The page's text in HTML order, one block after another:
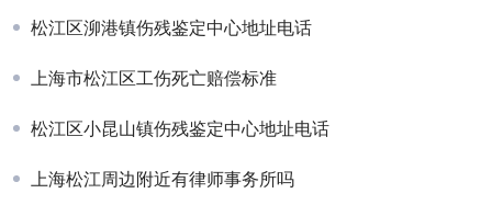
松江区泖港镇伤残鉴定中心地址电话
上海市松江区工伤死亡赔偿标准
松江区小昆山镇伤残鉴定中心地址电话
上海松江周边附近有律师事务所吗